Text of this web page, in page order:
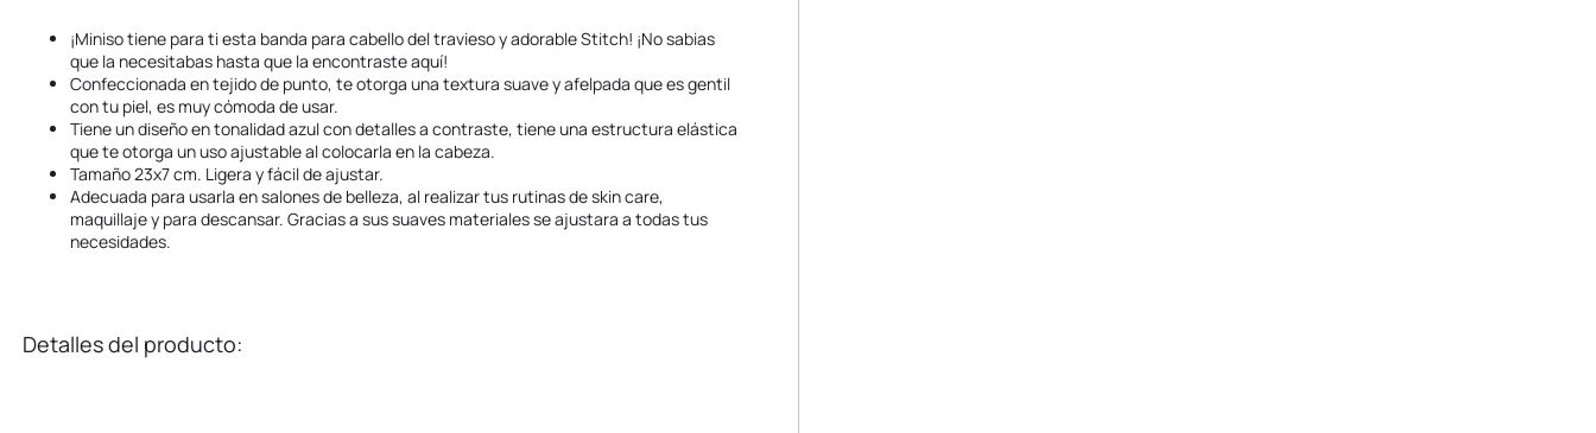
¡Miniso tiene para ti esta banda para cabello del travieso y adorable Stitch! ¡No sabias
que la necesitabas hasta que la encontraste aquí!
Confeccionada en tejido de punto, te otorga una textura suave y afelpada que es gentil
con tu piel, es muy cómoda de usar.
Tiene un diseño en tonalidad azul con detalles a contraste, tiene una estructura elástica
que te otorga un uso ajustable al colocarla en la cabeza.
Tamaño 23x7 cm. Ligera y fácil de ajustar.
Adecuada para usarla en salones de belleza, al realizar tus rutinas de skin care,
maquillaje y para descansar. Gracias a sus suaves materiales se ajustara a todas tus
necesidades.
Detalles del producto: